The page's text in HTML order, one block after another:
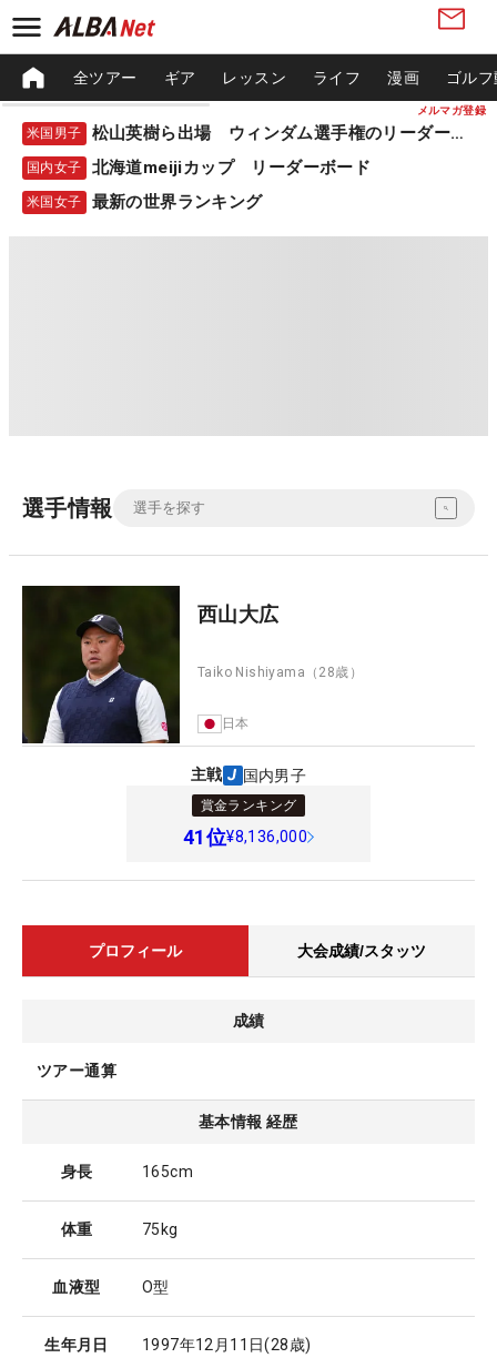
メルマガ登録
全ツアー ギア レッスン ライフ 漫画 ゴル
米国男子 松山英樹ら出場 ウィンダム選手権のリーダーボード
国内女子 北海道meijiカップ リーダーボード
米国女子 最新の世界ランキング
選手情報
西山大広
Taiko Nishiyama （28歳）
日本
主戦 国内男子
賞金ランキング
41位¥8,136,000
プロフィール 大会成績/スタッツ
成績
ツアー通算
基本情報 経歴
身長 165cm
体重 75kg
血液型 O型
生年月日 1997年12月11日(28歳)